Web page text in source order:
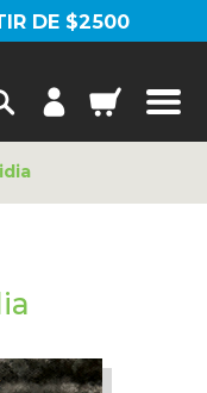
DE $2500